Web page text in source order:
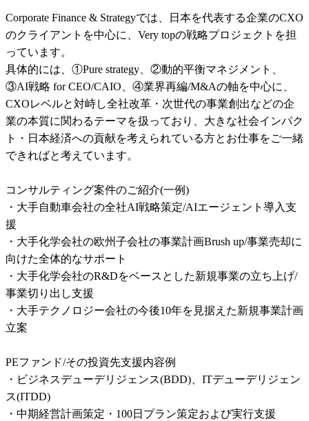
Corporate Finance & Strategyでは、日本を代表する企業のCXO
のクライアントを中心に、Very topの戦略プロジェクトを担
っています。
具体的には、①Pure strategy、②動的平衡マネジメント、
③AI戦略 for CEO/CAIO、④業界再編/M&Aの軸を中心に、
CXOレベルと対峙し全社改革・次世代の事業創出などの企
業の本質に関わるテーマを扱っており、大きな社会インパク
ト・日本経済への貢献を考えられている方とお仕事をご一緒
できればと考えています。
コンサルティング案件のご紹介(一例)
・大手自動車会社の​全社AI戦略策定/AIエージェント導入支
援
・大手化学会社の欧州子会社の事業計画Brush up/事業売却に
向けた全体的なサポート
・大手化学会社のR&Dをベースとした新規事業の立ち上げ/
事業切り出し支援
・大手テクノロジー会社の今後10年を見据えた新規事業計画
立案
PEファンド/その投資先支援内容例
・ビジネスデューデリジェンス(BDD)、ITデューデリジェン
ス(ITDD)
・中期経営計画策定・100日プラン策定および実行支援